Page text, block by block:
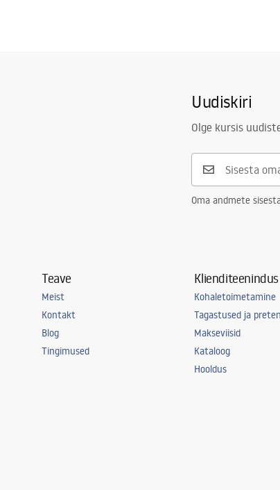
Uudiskiri
Olge kursis
Oma andmete
Teave
Meist
Kontakt
Blog
Tingimused
Klienditeenindus
Kohaletoimetamine
Tagastused ja
Makseviisid
Kataloog
Hooldus